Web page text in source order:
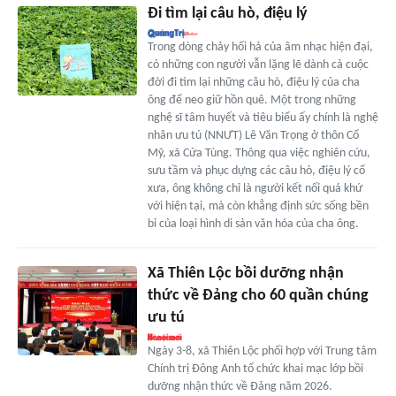
Đi tìm lại câu hò, điệu lý
Trong dòng chảy hối hả của âm nhạc hiện đại,
có những con người vẫn lặng lẽ dành cả cuộc
đời đi tìm lại những câu hò, điệu lý của cha
ông để neo giữ hồn quê. Một trong những
nghệ sĩ tâm huyết và tiêu biểu ấy chính là nghệ
nhân ưu tú (NNƯT) Lê Văn Trọng ở thôn Cổ
Mỹ, xã Cửa Tùng. Thông qua việc nghiên cứu,
sưu tầm và phục dựng các câu hò, điệu lý cổ
xưa, ông không chỉ là người kết nối quá khứ
với hiện tại, mà còn khẳng định sức sống bền
bỉ của loại hình di sản văn hóa của cha ông.
Xã Thiên Lộc bồi dưỡng nhận
thức về Đảng cho 60 quần chúng
ưu tú
Ngày 3-8, xã Thiên Lộc phối hợp với Trung tâm
Chính trị Đông Anh tổ chức khai mạc lớp bồi
dưỡng nhận thức về Đảng năm 2026.